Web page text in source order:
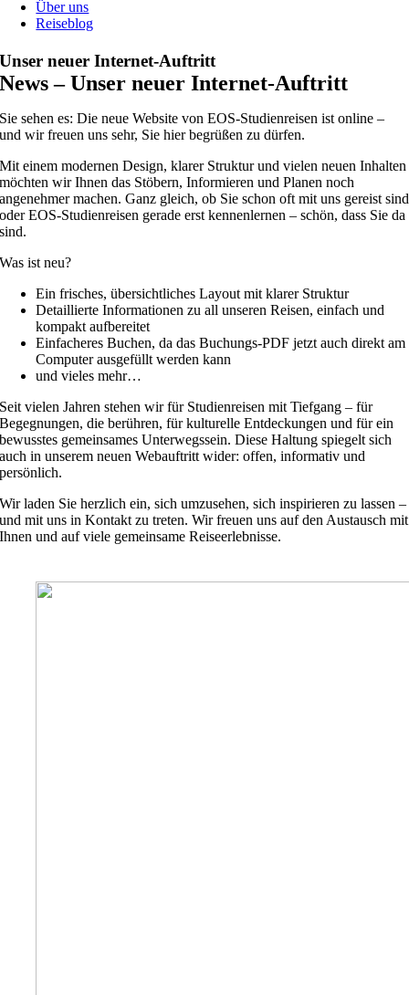
Über uns
Reiseblog
Unser neuer Internet-Auftritt
News – Unser neuer Internet-Auftritt
Sie sehen es: Die neue Website von EOS-Studienreisen ist online –
und wir freuen uns sehr, Sie hier begrüßen zu dürfen.
Mit einem modernen Design, klarer Struktur und vielen neuen Inhalten
möchten wir Ihnen das Stöbern, Informieren und Planen noch
angenehmer machen. Ganz gleich, ob Sie schon oft mit uns gereist sind
oder EOS-Studienreisen gerade erst kennenlernen – schön, dass Sie da
sind.
Was ist neu?
Ein frisches, übersichtliches Layout mit klarer Struktur
Detaillierte Informationen zu all unseren Reisen, einfach und
kompakt aufbereitet
Einfacheres Buchen, da das Buchungs-PDF jetzt auch direkt am
Computer ausgefüllt werden kann
und vieles mehr…
Seit vielen Jahren stehen wir für Studienreisen mit Tiefgang – für
Begegnungen, die berühren, für kulturelle Entdeckungen und für ein
bewusstes gemeinsames Unterwegssein. Diese Haltung spiegelt sich
auch in unserem neuen Webauftritt wider: offen, informativ und
persönlich.
Wir laden Sie herzlich ein, sich umzusehen, sich inspirieren zu lassen –
und mit uns in Kontakt zu treten. Wir freuen uns auf den Austausch mit
Ihnen und auf viele gemeinsame Reiseerlebnisse.